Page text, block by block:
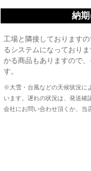
納
工場と隣接しております
るシステムになっており
かる商品もありますので
す。
※大雪・台風などの天候状況に
います。遅れの状況は、発送確
会社にお問い合わせ頂くか、当